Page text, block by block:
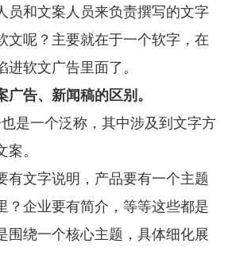
和文案人员来负责撰写的文字
文呢？主要就在于一个软字，在
软文广告里面了。
广告、新闻稿的区别。
一个泛称，其中涉及到文字方
。
文字说明，产品要有一个主题
？企业要有简介，等等这些都是
围绕一个核心主题，具体细化展